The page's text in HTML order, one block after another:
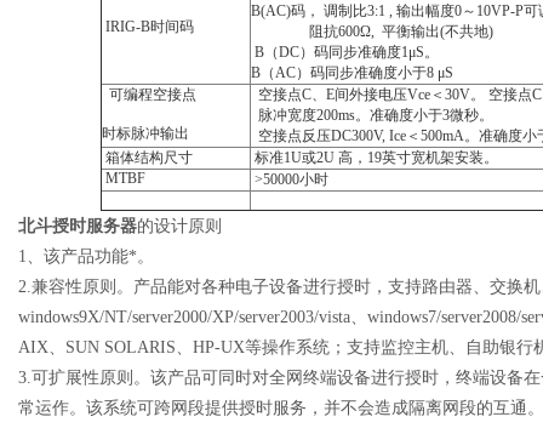
IRIG-B时间码
B(AC)码， 调制比3:1 , 输出幅度0～ 10VP-P可
阻抗600Ω, 平衡输出(不共地)
B（DC）码同步准确度1μS。
B（AC）码同步准确度小于8 μS
可编程空接点
时标脉冲输出
空接点C、 E间外接电压Vce＜ 30V。 空接点C
脉冲宽度200ms。准确度小于3微秒。
空接点反压DC300V, Ice＜ 500mA。准确度小
箱体结构尺寸
标准1U或2U 高， 19英寸宽机架安装。
MTBF
>50000小时
北斗授时服务器的设计原则
1、该产品功能*。
2.兼容性原则。产品能对各种电子设备进行授时，支持路由器、交换
windows9X/NT/server2000/XP/server2003/vista、 windows7/server2008/
AIX、 SUN SOLARIS、 HP-UX等操作系统；支持监控主机、自助银行
3.可扩展性原则。该产品可同时对全网终端设备进行授时，终端设备
常运作。该系统可跨网段提供授时服务，并不会造成隔离网段的互通。